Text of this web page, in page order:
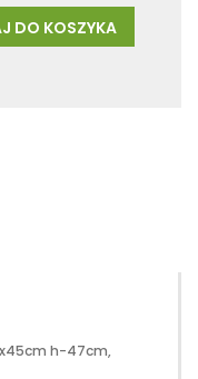
DO KOSZYKA
h-47cm,